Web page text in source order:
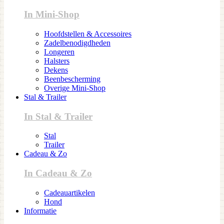
In Mini-Shop
Hoofdstellen & Accessoires
Zadelbenodigdheden
Longeren
Halsters
Dekens
Beenbescherming
Overige Mini-Shop
Stal & Trailer
In Stal & Trailer
Stal
Trailer
Cadeau & Zo
In Cadeau & Zo
Cadeauartikelen
Hond
Informatie